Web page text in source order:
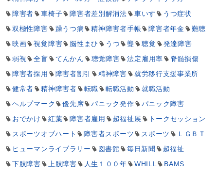
障害者
車椅子 障害者差別解消法 車いす
うつ症状
双極性障害
躁うつ病 精神障害者手帳 障害者年金
難聴
映画
視覚障害 脳性まひ うつ 聾 聴覚
発達障害
弱視
全盲 てんかん 聴覚障害 法定雇用率
脊髄損傷
障害者採用
障害者割引 精神障害
就労移行支援事業所
健常者
精神障害者 転職 転職活動
就職活動
ヘルプマーク
優先席 パニック発作
パニック障害
おでかけ
紅葉 障害者雇用 超福祉展
トークセッション
スポーツオブハート
障害者スポーツ スポーツ
ＬＧＢＴ
ヒューマンライブラリー
図書館 毎日新聞
超福祉
下肢障害
上肢障害 人生１００年 WHILL
BAMS